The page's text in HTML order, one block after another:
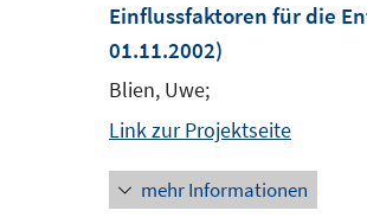
Einflussfaktoren für die
01.11.2002)
Blien, Uwe;
Link zur Projektseite
mehr Informationen